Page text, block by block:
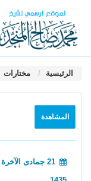
الرئيسية مختارات
المشاهدة
21 جمادى الآخرة